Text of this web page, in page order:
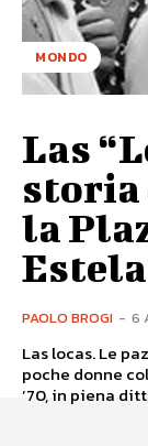
MONDO
Las
storia
la
PAOLO BROGI - 6
Las locas. Le
poche donne
’70, in piena